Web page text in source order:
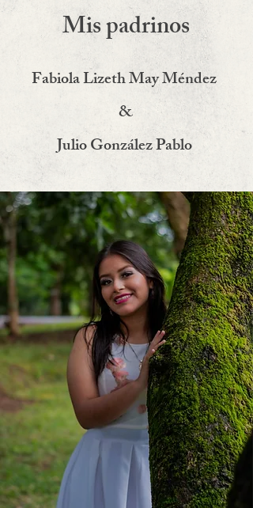
Mis padrinos
Fabiola Lizeth May Méndez
&
Julio González Pablo